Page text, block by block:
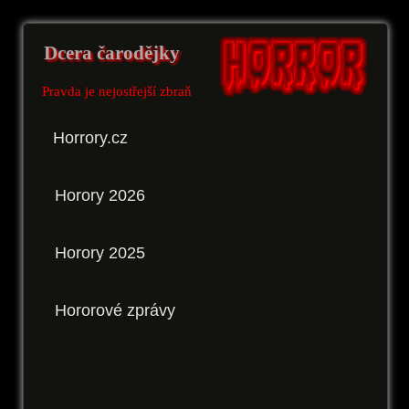
Dcera čarodějky
Pravda je nejostřejší zbraň
Horrory.cz
Horory 2026
Horory 2025
Hororové zprávy